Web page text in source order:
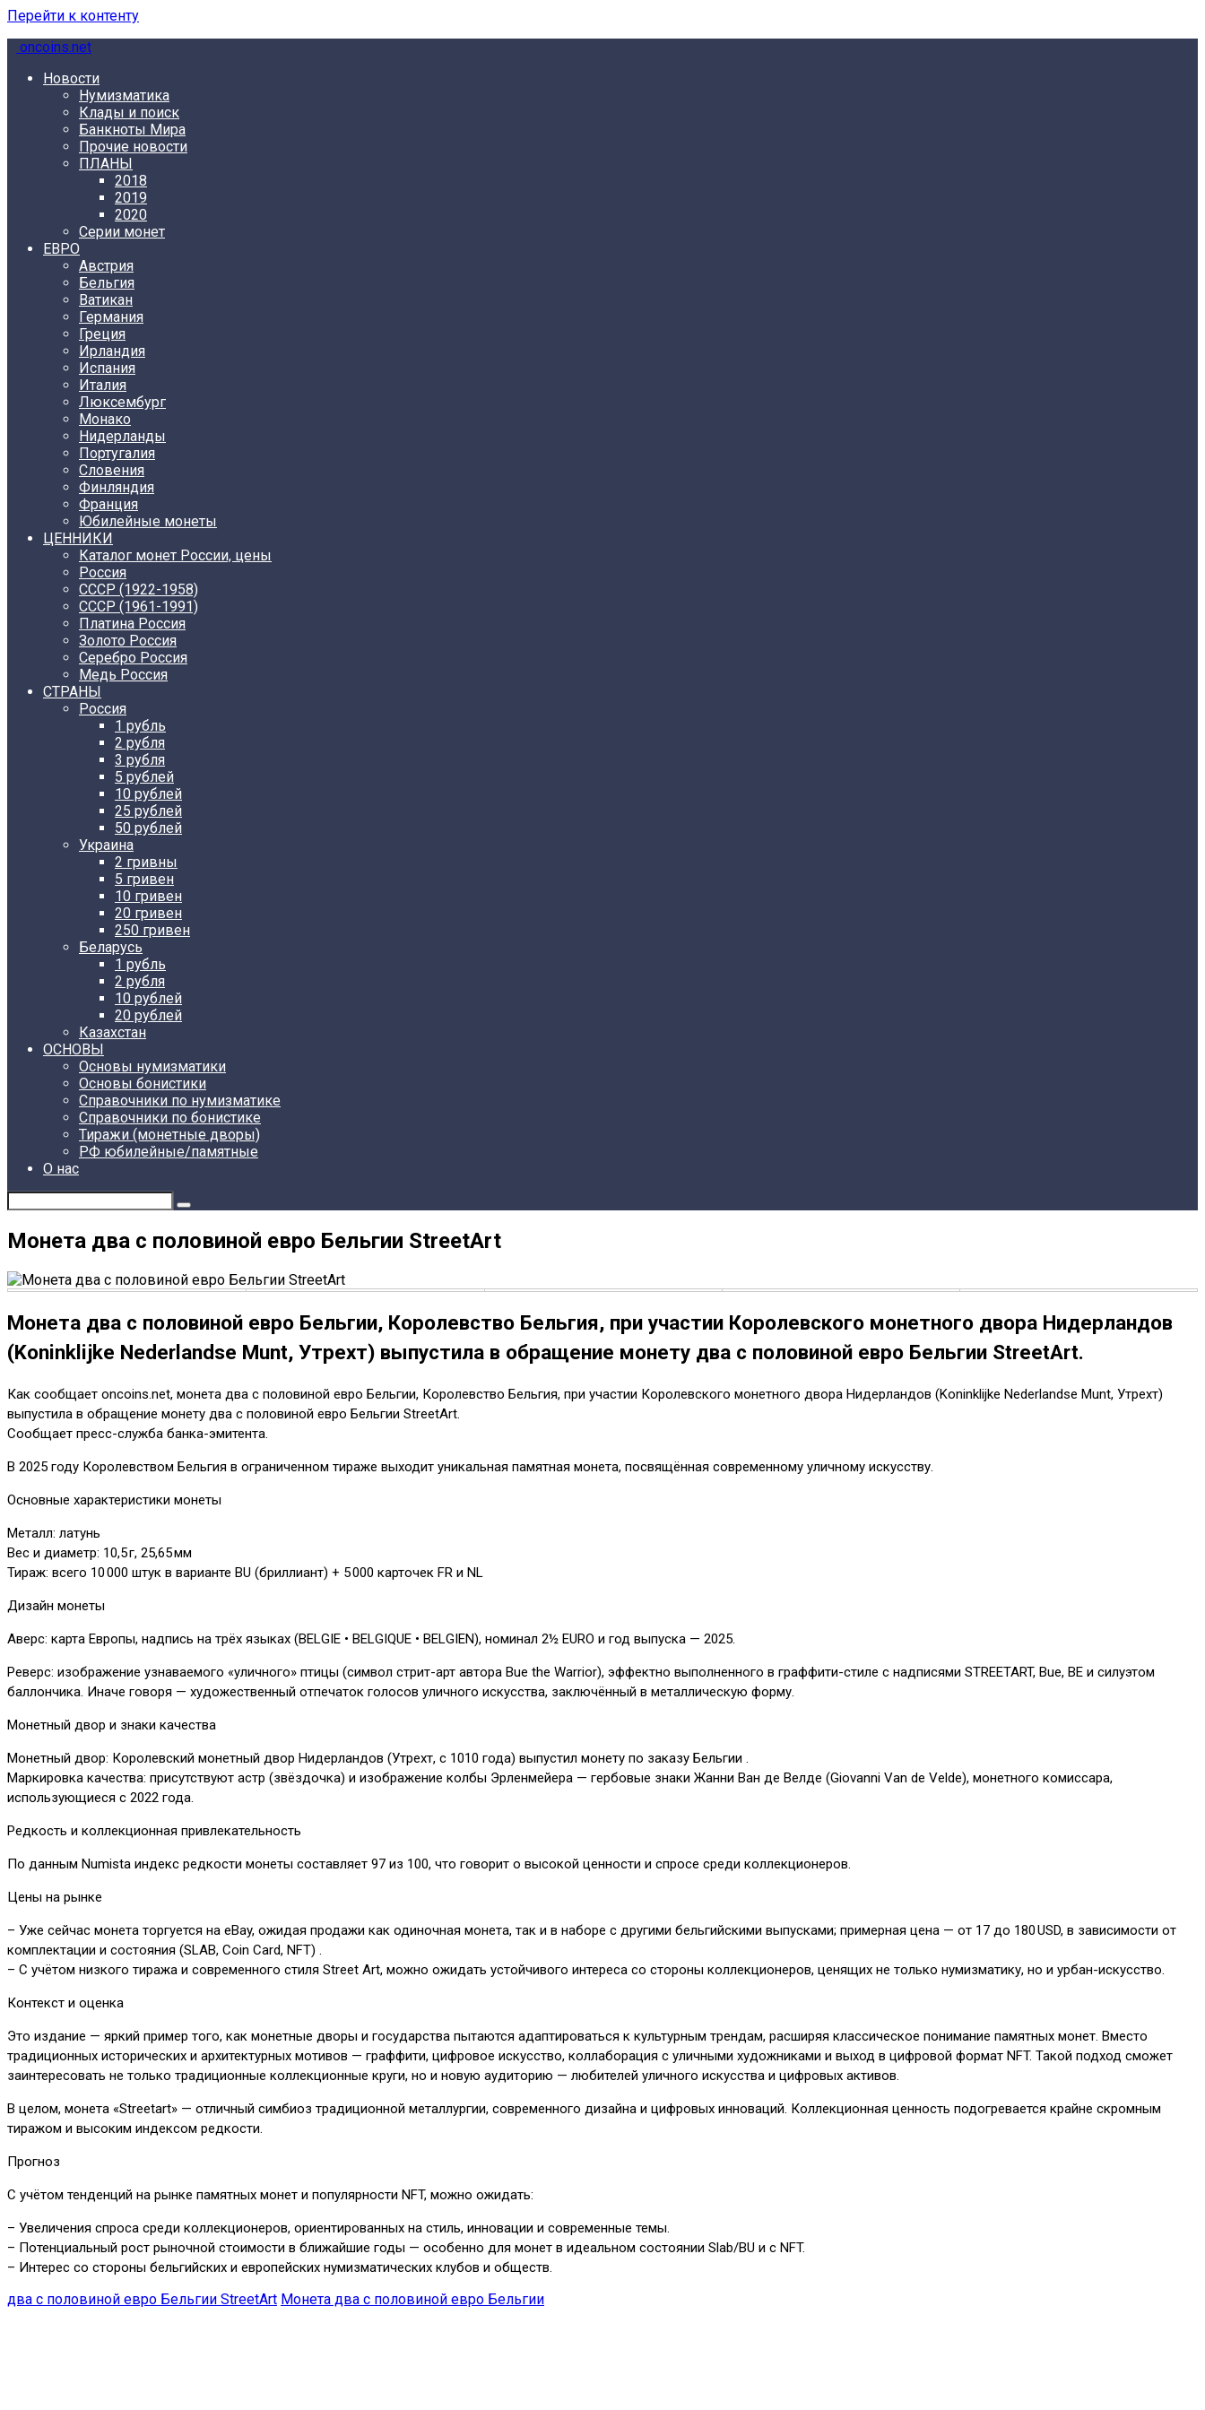
Перейти к контенту
oncoins.net
Новости
Нумизматика
Клады и поиск
Банкноты Мира
Прочие новости
ПЛАНЫ
2018
2019
2020
Серии монет
ЕВРО
Австрия
Бельгия
Ватикан
Германия
Греция
Ирландия
Испания
Италия
Люксембург
Монако
Нидерланды
Португалия
Словения
Финляндия
Франция
Юбилейные монеты
ЦЕННИКИ
Каталог монет России, цены
Россия
СССР (1922-1958)
CCCР (1961-1991)
Платина Россия
Золото Россия
Серебро Россия
Медь Россия
СТРАНЫ
Россия
1 рубль
2 рубля
3 рубля
5 рублей
10 рублей
25 рублей
50 рублей
Украина
2 гривны
5 гривен
10 гривен
20 гривен
250 гривен
Беларусь
1 рубль
2 рубля
10 рублей
20 рублей
Казахстан
ОСНОВЫ
Основы нумизматики
Основы бонистики
Справочники по нумизматике
Справочники по бонистике
Тиражи (монетные дворы)
РФ юбилейные/памятные
О нас
Монета два с половиной евро Бельгии StreetАrt
Монета два с половиной евро Бельгии, Королевство Бельгия, при участии Королевского монетного двора Нидерландов
(Koninklijke Nederlandse Munt, Утрехт) выпустила в обращение монету два с половиной евро Бельгии StreetАrt.
Как сообщает oncoins.net, монета два с половиной евро Бельгии, Королевство Бельгия, при участии Королевского монетного двора Нидерландов (Koninklijke Nederlandse Munt, Утрехт)
выпустила в обращение монету два с половиной евро Бельгии StreetАrt.
Сообщает пресс-служба банка-эмитента.
В 2025 году Королевством Бельгия в ограниченном тираже выходит уникальная памятная монета, посвящённая современному уличному искусству.
Основные характеристики монеты
Металл: латунь
Вес и диаметр: 10,5 г, 25,65 мм
Тираж: всего 10 000 штук в варианте BU (бриллиант) + 5 000 карточек FR и NL
Дизайн монеты
Аверс: карта Европы, надпись на трёх языках (BELGIE • BELGIQUE • BELGIEN), номинал 2½ EURO и год выпуска — 2025.
Реверс: изображение узнаваемого «уличного» птицы (символ стрит-арт автора Bue the Warrior), эффектно выполненного в граффити-стиле с надписями STREETART, Bue, BE и силуэтом
баллончика. Иначе говоря — художественный отпечаток голосов уличного искусства, заключённый в металлическую форму.
Монетный двор и знаки качества
Монетный двор: Королевский монетный двор Нидерландов (Утрехт, с 1010 года) выпустил монету по заказу Бельгии .
Маркировка качества: присутствуют астр (звёздочка) и изображение колбы Эрленмейера — гербовые знаки Жанни Ван де Велде (Giovanni Van de Velde), монетного комиссара,
использующиеся с 2022 года.
Редкость и коллекционная привлекательность
По данным Numista индекс редкости монеты составляет 97 из 100, что говорит о высокой ценности и спросе среди коллекционеров.
Цены на рынке
– Уже сейчас монета торгуется на eBay, ожидая продажи как одиночная монета, так и в наборе с другими бельгийскими выпусками; примерная цена — от 17 до 180 USD, в зависимости от
комплектации и состояния (SLAB, Coin Card, NFT) .
– С учётом низкого тиража и современного стиля Street Art, можно ожидать устойчивого интереса со стороны коллекционеров, ценящих не только нумизматику, но и урбан-искусство.
Контекст и оценка
Это издание — яркий пример того, как монетные дворы и государства пытаются адаптироваться к культурным трендам, расширяя классическое понимание памятных монет. Вместо
традиционных исторических и архитектурных мотивов — граффити, цифровое искусство, коллаборация с уличными художниками и выход в цифровой формат NFT. Такой подход сможет
заинтересовать не только традиционные коллекционные круги, но и новую аудиторию — любителей уличного искусства и цифровых активов.
В целом, монета «Streetart» — отличный симбиоз традиционной металлургии, современного дизайна и цифровых инноваций. Коллекционная ценность подогревается крайне скромным
тиражом и высоким индексом редкости.
Прогноз
С учётом тенденций на рынке памятных монет и популярности NFT, можно ожидать:
– Увеличения спроса среди коллекционеров, ориентированных на стиль, инновации и современные темы.
– Потенциальный рост рыночной стоимости в ближайшие годы — особенно для монет в идеальном состоянии Slab/BU и с NFT.
– Интерес со стороны бельгийских и европейских нумизматических клубов и обществ.
два с половиной евро Бельгии StreetАrt Монета два с половиной евро Бельгии